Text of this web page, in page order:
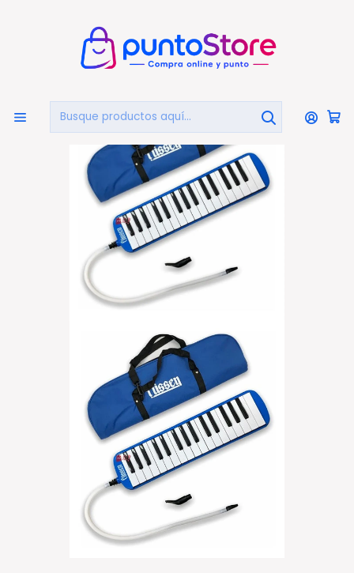
INSTRUMENTOS MUSICALES Melódicas
Melódica 32 Notas Fussen + Estuche + Boquilla Azul - Ps